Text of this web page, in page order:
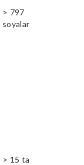
> 797
soyalar
> 15 ta